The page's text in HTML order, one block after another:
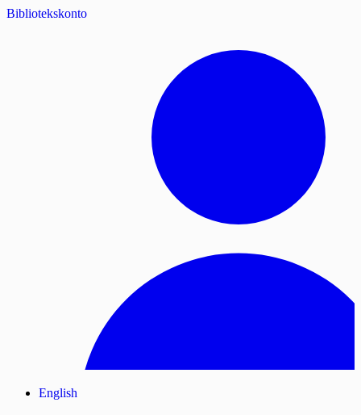
Bibliotekskonto
English